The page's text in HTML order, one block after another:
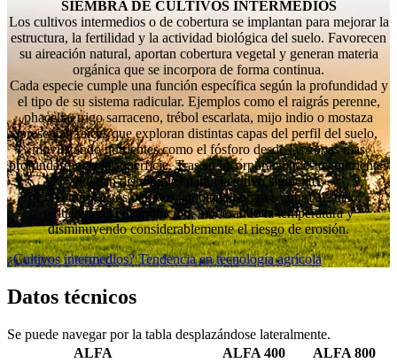
SIEMBRA DE CULTIVOS INTERMEDIOS
Los cultivos intermedios o de cobertura se implantan para mejorar la
estructura, la fertilidad y la actividad biológica del suelo. Favorecen
su aireación natural, aportan cobertura vegetal y generan materia
orgánica que se incorpora de forma continua.
Cada especie cumple una función específica según la profundidad y
el tipo de su sistema radicular. Ejemplos como el raigrás perenne,
phacelia, trigo sarraceno, trébol escarlata, mijo indio o mostaza
presentan raíces que exploran distintas capas del perfil del suelo,
movilizando nutrientes como el fósforo desde las zonas más
profundas hacia la superficie. Tras su incorporación, estos nutrientes
quedan disponibles para el cultivo siguiente.
En verano, estos cultivos también aportan sombra al suelo,
reduciendo la evaporación, moderando la temperatura y
disminuyendo considerablemente el riesgo de erosión.
¿Cultivos intermedios? Tendencia en tecnología agrícola
Datos técnicos
Se puede navegar por la tabla desplazándose lateralmente.
ALFA
ALFA 400
ALFA 800